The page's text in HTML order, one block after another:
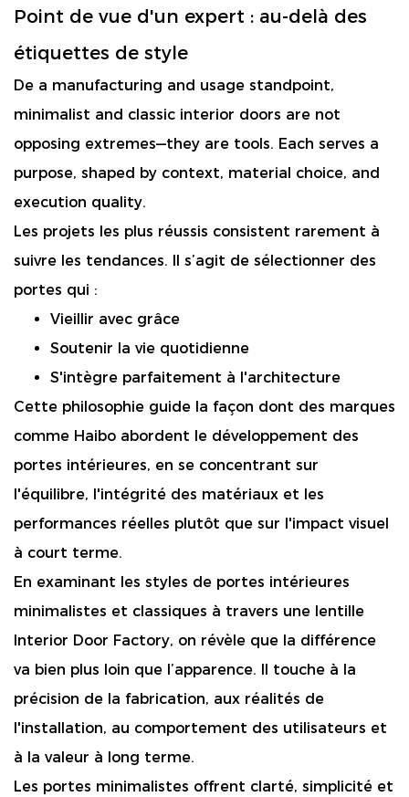
Point de vue d'un expert : au-delà des
étiquettes de style
De a manufacturing and usage standpoint,
minimalist and classic interior doors are not
opposing extremes—they are tools. Each serves a
purpose, shaped by context, material choice, and
execution quality.
Les projets les plus réussis consistent rarement à
suivre les tendances. Il s’agit de sélectionner des
portes qui :
Vieillir avec grâce
Soutenir la vie quotidienne
S'intègre parfaitement à l'architecture
Cette philosophie guide la façon dont des marques
comme Haibo abordent le développement des
portes intérieures, en se concentrant sur
l'équilibre, l'intégrité des matériaux et les
performances réelles plutôt que sur l'impact visuel
à court terme.
En examinant les styles de portes intérieures
minimalistes et classiques à travers une lentille
Interior Door Factory, on révèle que la différence
va bien plus loin que l’apparence. Il touche à la
précision de la fabrication, aux réalités de
l'installation, au comportement des utilisateurs et
à la valeur à long terme.
Les portes minimalistes offrent clarté, simplicité et